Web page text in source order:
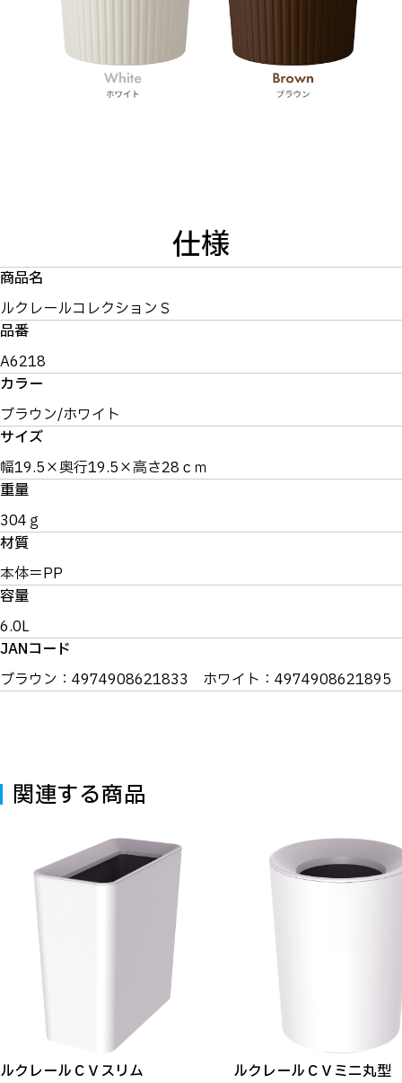
仕様
商品名
ルクレールコレクションＳ
品番
A6218
カラー
ブラウン/ホワイト
サイズ
幅19.5×奥行19.5×高さ28ｃｍ
重量
304ｇ
材質
本体＝PP
容量
6.0L
JANコード
ブラウン：4974908621833 ホワイト：4974908621895
関連する商品
ルクレールＣＶスリム ルクレールＣＶミニ丸型